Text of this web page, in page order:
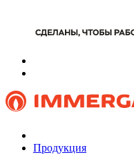
Продукция